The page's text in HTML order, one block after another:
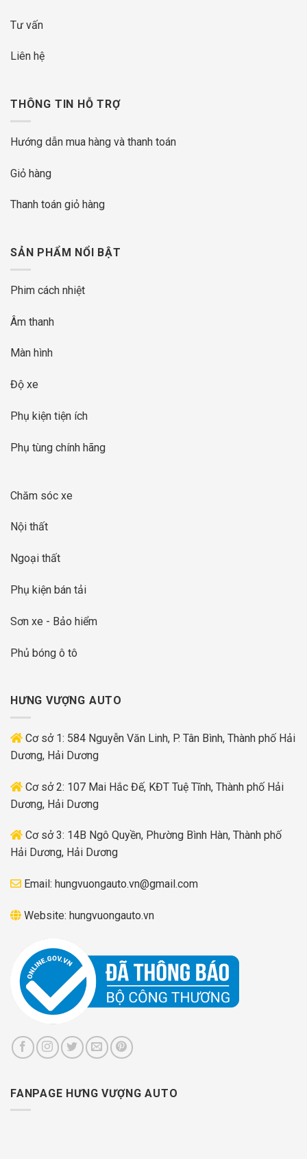
Tư vấn
Liên hệ
THÔNG TIN HỖ TRỢ
Hướng dẫn mua hàng và thanh toán
Giỏ hàng
Thanh toán giỏ hàng
SẢN PHẨM NỔI BẬT
Phim cách nhiệt
Âm thanh
Màn hình
Độ xe
Phụ kiện tiện ích
Phụ tùng chính hãng
Chăm sóc xe
Nội thất
Ngoại thất
Phụ kiện bán tải
Sơn xe - Bảo hiểm
Phủ bóng ô tô
HƯNG VƯỢNG AUTO
Cơ sở 1: 584 Nguyễn Văn Linh, P. Tân Bình, Thành phố Hải
Dương, Hải Dương
Cơ sở 2: 107 Mai Hắc Đế, KĐT Tuệ Tĩnh, Thành phố Hải
Dương, Hải Dương
Cơ sở 3: 14B Ngô Quyền, Phường Bình Hàn, Thành phố
Hải Dương, Hải Dương
Email: hungvuongauto.vn@gmail.com
Website: hungvuongauto.vn
FANPAGE HƯNG VƯỢNG AUTO